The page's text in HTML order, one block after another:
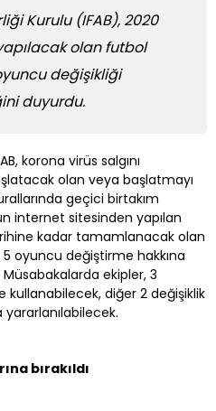
Kurulu (IFAB), 2020
olan futbol
değişikliği
duyurdu.
korona virüs salgını
olan veya başlatmayı
geçici birtakım
internet sitesinden yapılan
kadar tamamlanacak olan
oyuncu değiştirme hakkına
ekipler, 3
kullanabilecek, diğer 2 değişiklik
yararlanılabilecek.
bırakıldı